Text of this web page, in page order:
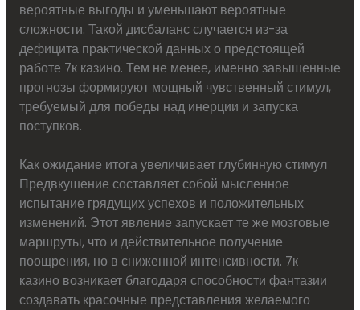
вероятные выгоды и уменьшают вероятные
сложности. Такой дисбаланс случается из-за
дефицита практической данных о предстоящей
работе 7к казино. Тем не менее, именно завышенные
прогнозы формируют мощный чувственный стимул,
требуемый для победы над инерции и запуска
поступков.
Как ожидание итога увеличивает глубинную стимул
Предвкушение составляет собой мысленное
испытание грядущих успехов и положительных
изменений. Этот явление запускает те же мозговые
маршруты, что и действительное получение
поощрения, но в сниженной интенсивности. 7к
казино возникает благодаря способности фантазии
создавать красочные представления желаемого